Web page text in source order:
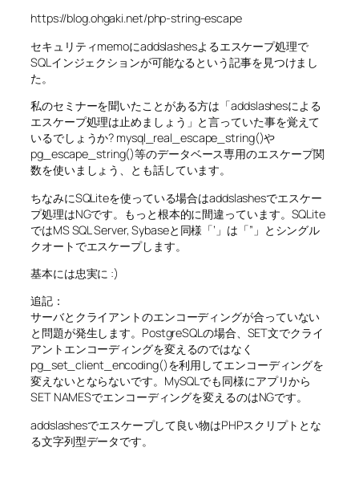
https://blog.ohgaki.net/php-string-escape
セキュリティmemoにaddslashesよるエスケープ処理で
SQLインジェクションが可能なるという記事を見つけまし
た。
私のセミナーを聞いたことがある方は「addslashesによる
エスケープ処理は止めましょう」と言っていた事を覚えて
いるでしょうか? mysql_real_escape_string()や
pg_escape_string()等のデータベース専用のエスケープ関
数を使いましょう、とも話しています。
ちなみにSQLiteを使っている場合はaddslashesでエスケー
プ処理はNGです。もっと根本的に間違っています。SQLite
ではMS SQL Server, Sybaseと同様「’」は「”」とシングル
クオートでエスケープします。
基本には忠実に :)
追記：
サーバとクライアントのエンコーディングが合っていない
と問題が発生します。PostgreSQLの場合、SET文でクライ
アントエンコーディングを変えるのではなく
pg_set_client_encoding()を利用してエンコーディングを
変えないとならないです。MySQLでも同様にアプリから
SET NAMESでエンコーディングを変えるのはNGです。
addslashesでエスケープして良い物はPHPスクリプトとな
る文字列型データです。